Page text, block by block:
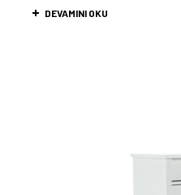
DEVAMINI OKU